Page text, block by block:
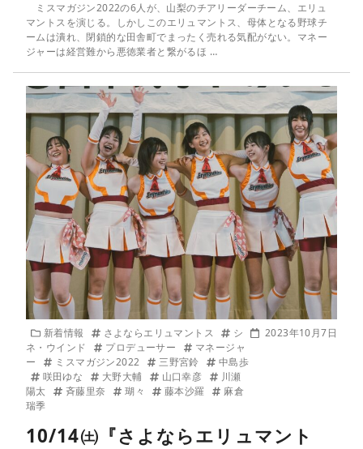
ミスマガジン2022の6人が、山梨のチアリーダーチーム、エリュ
マントスを演じる。しかしこのエリュマントス、母体となる野球チ
ームは潰れ、閉鎖的な田舎町でまったく売れる気配がない。マネー
ジャーは経営難から悪徳業者と繋がるほ …
新着情報 さよならエリュマントス
シ
ネ・ウインド
プロデューサー
マネージャ
ー
ミスマガジン2022 三野宮鈴
中島歩
咲田ゆな
大野大輔 山口幸彦
川瀬
陽太
斉藤里奈 瑚々 藤本沙羅
麻倉
瑞季
2023年10月7日
10/14㈯『さよならエリュマント